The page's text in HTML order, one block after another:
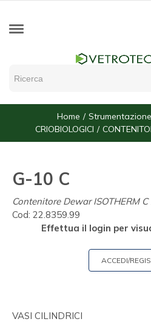
Home Strumentazione
CRIOBIOLOGICI
G-10 C
Contenitore Dewar ISOTHERM
Cod: 22.8359.99
Effettua il login per
ACCEDI/
VASI CILINDRICI